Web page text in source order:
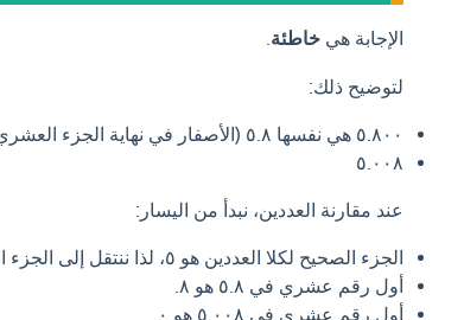
الإجابة هي خاطئة
لتوضيح ذلك:
٥.٨٠٠ هي نفسها ٥.٨ (الأصفار في نهاية الجزء العشري لا تغير القيمة).
٥.٠٠٨
عند مقارنة العددين، نبدأ من اليسار:
الجزء الصحيح لكلا العددين هو ٥، لذا ننتقل إلى الجزء العشري.
أول رقم عشري في ٥.٨ هو ٨.
أول رقم عشري في ٥.٠٠٨ هو ٠.